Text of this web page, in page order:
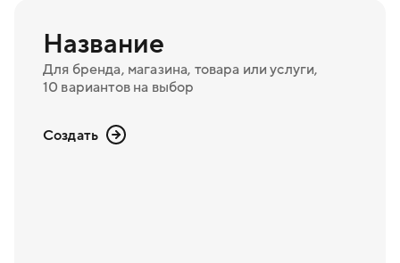
Название
Для бренда, магазина, товара или услуги,
10 вариантов на выбор
Создать